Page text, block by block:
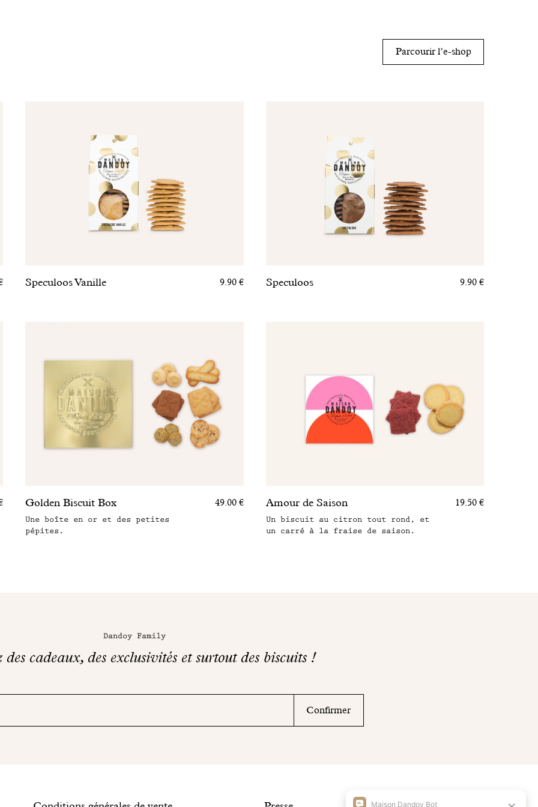
Parcourir l’e-shop
Speculoos Vanille 9.90 € Speculoos 9.90 €
Golden Biscuit Box 49.00 €
Une boîte en or et des petites
pépites.
Amour de Saison 19.50 €
Un biscuit au citron tout rond, et
un carré à la fraise de saison.
Dandoy Family
des cadeaux, des exclusivités et surtout des biscuits !
Confirmer